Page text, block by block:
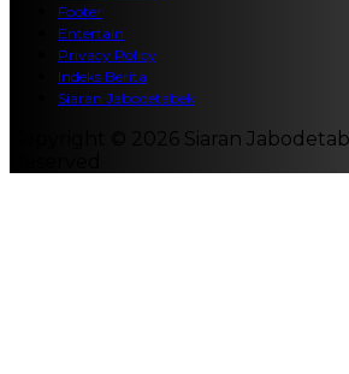
Footer
Entertain
Privacy Policy
Indeks Berita
Siaran Jabodetabek
Copyright © 2026 Siaran